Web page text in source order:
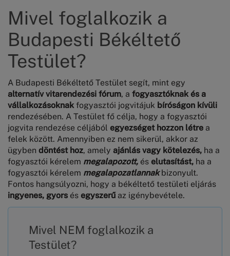
Mivel foglalkozik a
Budapesti Békéltető
Testület?
A Budapesti Békéltető Testület segít, mint egy
alternatív vitarendezési fórum, a fogyasztóknak és a
vállalkozásoknakfogyasztói jogvitájuk bíróságon kívüli
rendezésében. A Testület fő célja, hogy a fogyasztói
jogvita rendezése céljából egyezséget hozzon létre a
felek között. Amennyiben ez nem sikerül, akkor az
ügyben döntést hoz, amely ajánlás vagy kötelezés, ha a
fogyasztói kérelem megalapozott, és elutasítást, ha a
fogyasztói kérelem megalapozatlannakbizonyult.
Fontos hangsúlyozni, hogy a békéltető testületi eljárás
ingyenes, gyors és egyszerűaz igénybevétele.
Mivel NEM foglalkozik a
Testület?